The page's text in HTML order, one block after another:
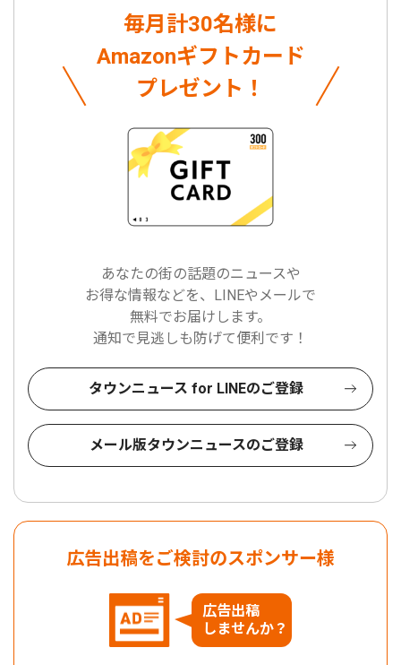
毎月計30名様に
Amazonギフトカード
プレゼント！
あなたの街の話題のニュースや
お得な情報などを、LINEやメールで
無料でお届けします。
通知で見逃しも防げて便利です！
タウンニュース for LINEのご登録
メール版タウンニュースのご登録
広告出稿をご検討のスポンサー様
広告出稿
しませんか？